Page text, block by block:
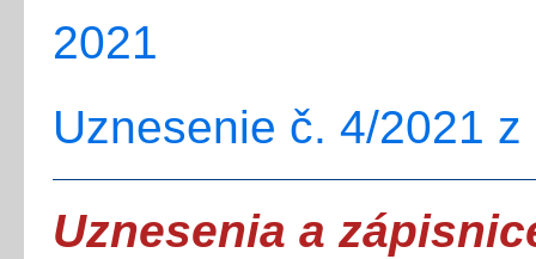
2021
Uznesenie č. 4/2021 z
Uznesenia a